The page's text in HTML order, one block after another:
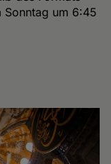
Sonntag um 6:45